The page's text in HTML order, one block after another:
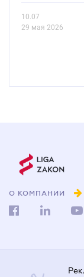
10.07
29 мая 2026
О КОМПАНИИ